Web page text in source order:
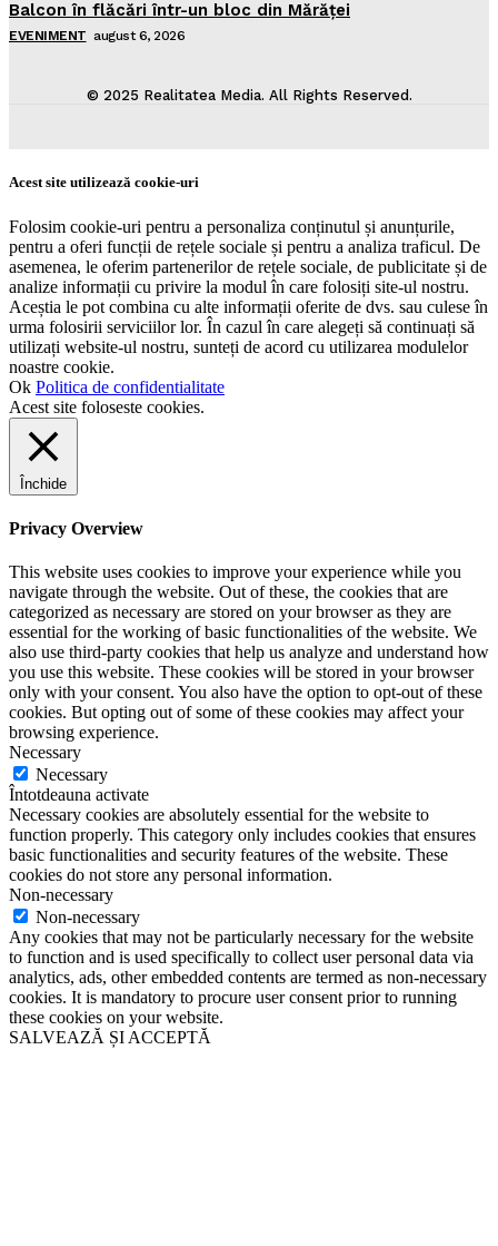
Balcon în flăcări într-un bloc din Mărăţei
EVENIMENT august 6, 2026
© 2025 Realitatea Media. All Rights Reserved.
Acest site utilizează cookie-uri
Folosim cookie-uri pentru a personaliza conținutul și anunțurile,
pentru a oferi funcții de rețele sociale și pentru a analiza traficul. De
asemenea, le oferim partenerilor de rețele sociale, de publicitate și de
analize informații cu privire la modul în care folosiți site-ul nostru.
Aceștia le pot combina cu alte informații oferite de dvs. sau culese în
urma folosirii serviciilor lor. În cazul în care alegeți să continuați să
utilizați website-ul nostru, sunteți de acord cu utilizarea modulelor
noastre cookie.
Ok Politica de confidentialitate
Acest site foloseste cookies.
Închide
Privacy Overview
This website uses cookies to improve your experience while you
navigate through the website. Out of these, the cookies that are
categorized as necessary are stored on your browser as they are
essential for the working of basic functionalities of the website. We
also use third-party cookies that help us analyze and understand how
you use this website. These cookies will be stored in your browser
only with your consent. You also have the option to opt-out of these
cookies. But opting out of some of these cookies may affect your
browsing experience.
Necessary
Necessary
Întotdeauna activate
Necessary cookies are absolutely essential for the website to
function properly. This category only includes cookies that ensures
basic functionalities and security features of the website. These
cookies do not store any personal information.
Non-necessary
Non-necessary
Any cookies that may not be particularly necessary for the website
to function and is used specifically to collect user personal data via
analytics, ads, other embedded contents are termed as non-necessary
cookies. It is mandatory to procure user consent prior to running
these cookies on your website.
SALVEAZĂ ȘI ACCEPTĂ